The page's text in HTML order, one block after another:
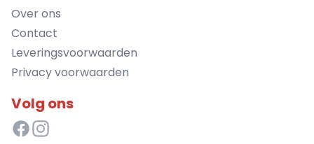
Over ons
Contact
Leveringsvoorwaarden
Privacy voorwaarden
Volg ons